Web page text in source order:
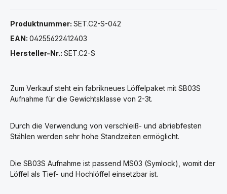
Produktnummer: SET.C2-S-042
EAN: 04255622412403
Hersteller-Nr.: SET.C2-S
Zum Verkauf steht ein fabrikneues Löffelpaket mit SB03S
Aufnahme für die Gewichtsklasse von 2-3t.
Durch die Verwendung von verschleiß- und abriebfesten
Stählen werden sehr hohe Standzeiten ermöglicht.
Die SB03S Aufnahme ist passend MS03 (Symlock), womit der
Löffel als Tief- und Hochlöffel einsetzbar ist.